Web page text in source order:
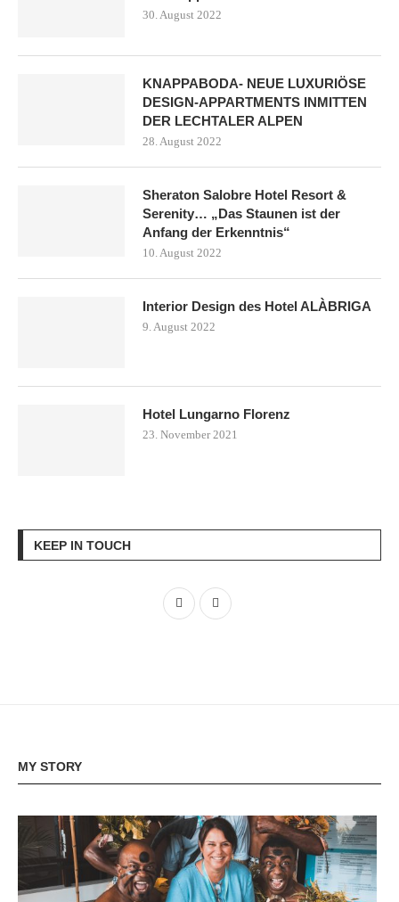
30. August 2022
KNAPPABODA- NEUE LUXURIÖSE
DESIGN-APPARTMENTS INMITTEN
DER LECHTALER ALPEN
28. August 2022
Sheraton Salobre Hotel Resort &
Serenity… „Das Staunen ist der
Anfang der Erkenntnis“
10. August 2022
Interior Design des Hotel ALÀBRIGA
9. August 2022
Hotel Lungarno Florenz
23. November 2021
KEEP IN TOUCH
MY STORY